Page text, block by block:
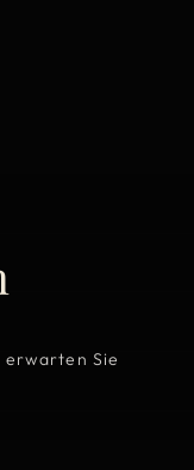
erwarten Sie